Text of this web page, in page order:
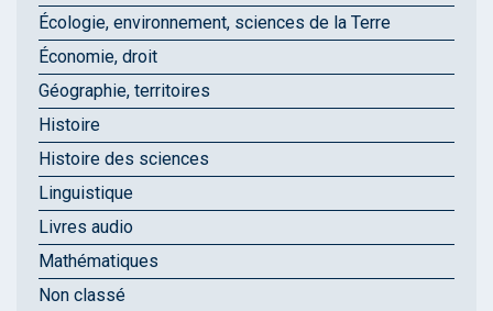
Écologie, environnement, sciences de la Terre
Économie, droit
Géographie, territoires
Histoire
Histoire des sciences
Linguistique
Livres audio
Mathématiques
Non classé